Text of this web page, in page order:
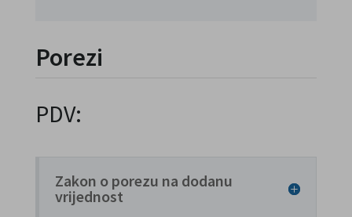
Porezi
PDV:
Zakon o porezu na dodanu
vrijednost